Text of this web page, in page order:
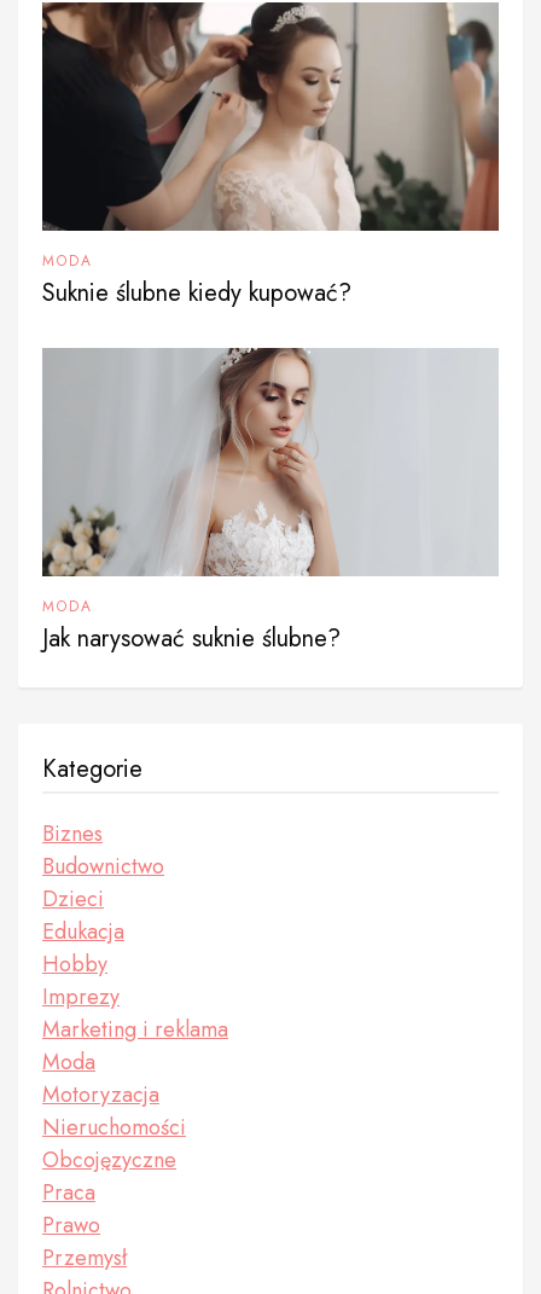
MODA
Suknie ślubne kiedy kupować?
MODA
Jak narysować suknie ślubne?
Kategorie
Biznes
Budownictwo
Dzieci
Edukacja
Hobby
Imprezy
Marketing i reklama
Moda
Motoryzacja
Nieruchomości
Obcojęzyczne
Praca
Prawo
Przemysł